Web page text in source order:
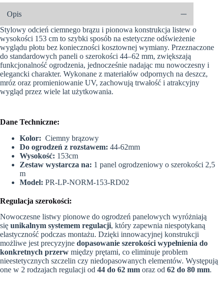
-
CIEMNY
BRĄZOWY
(44-
62mm)
Opis
Stylowy odcień ciemnego brązu i pionowa konstrukcja listew o
wysokości 153 cm to szybki sposób na estetyczne odświeżenie
wyglądu płotu bez konieczności kosztownej wymiany. Przeznaczone
do standardowych paneli o szerokości 44–62 mm, zwiększają
funkcjonalność ogrodzenia, jednocześnie nadając mu nowoczesny i
elegancki charakter. Wykonane z materiałów odpornych na deszcz,
mróz oraz promieniowanie UV, zachowują trwałość i atrakcyjny
wygląd przez wiele lat użytkowania.
Dane Techniczne:
Kolor: Ciemny brązowy
Do ogrodzeń z rozstawem: 44-62mm
Wysokość: 153cm
Zestaw wystarcza na: 1 panel ogrodzeniowy o szerokości 2,5
m
Model: PR-LP-NORM-153-RD02
Regulacja szerokości:
Nowoczesne listwy pionowe do ogrodzeń panelowych wyróżniają
się unikalnym systemem regulacji, który zapewnia niespotykaną
elastyczność podczas montażu. Dzięki innowacyjnej konstrukcji
możliwe jest precyzyjne dopasowanie szerokości wypełnienia do
konkretnych przerw między prętami, co eliminuje problem
nieestetycznych szczelin czy niedopasowanych elementów. Występują
one w 2 rodzajach regulacji od 44 do 62 mm oraz od 62 do 80 mm.